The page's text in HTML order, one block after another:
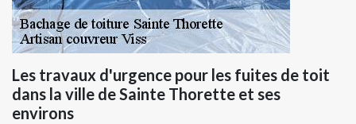
Les travaux d'urgence pour les fuites de toit
dans la ville de Sainte Thorette et ses
environs